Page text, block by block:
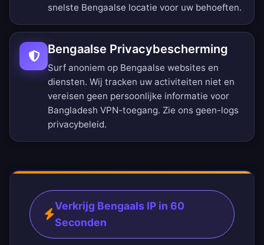
snelste Bengaalse locatie voor uw behoeften.
Bengaalse Privacybescherming
Surf anoniem op Bengaalse websites en
diensten. Wij tracken uw activiteiten niet en
vereisen geen persoonlijke informatie voor
Bangladesh VPN-toegang. Zie ons geen-logs
privacybeleid.
Verkrijg Bengaals IP in 60
Seconden